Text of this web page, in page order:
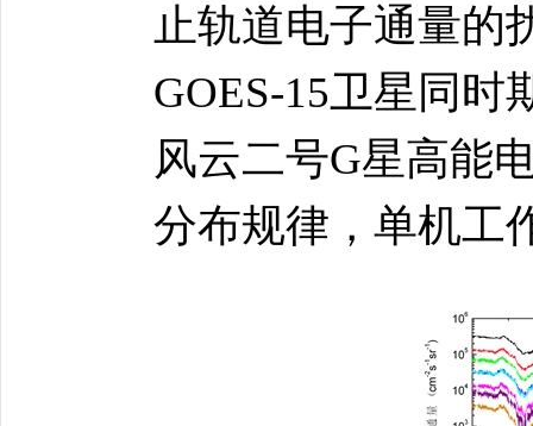
止轨道电子通量的
GOES-15卫星同
风云二号G星高能
分布规律，单机工